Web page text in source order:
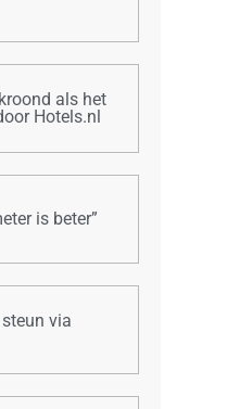
als het
Hotels.nl
is beter”
via